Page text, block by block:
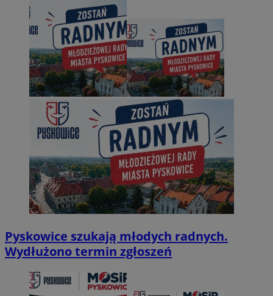
Pyskowice szukają młodych radnych.
Wydłużono termin zgłoszeń